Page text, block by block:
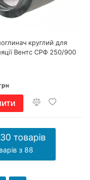
круглий для
Вентс СРФ 250/900
товарів
з 88